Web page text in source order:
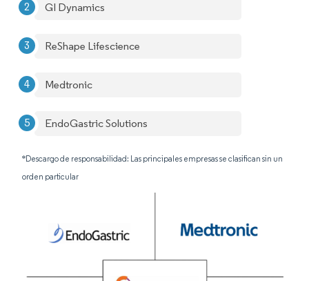
GI Dynamics
ReShape Lifescience
Medtronic
EndoGastric Solutions
*Descargo de responsabilidad: Las principales empresas se clasifican sin un
orden particular